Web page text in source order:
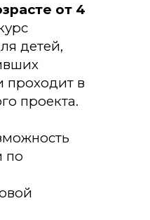
от 4
детей,
проходит в
проекта.
по